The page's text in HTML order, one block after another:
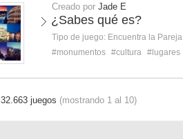
Creado por Jade E
¿Sabes qué es?
Tipo de juego: Encuentra la Pareja
#monumentos #cultura #lugares
32.663 juegos (mostrando 1 al 10)